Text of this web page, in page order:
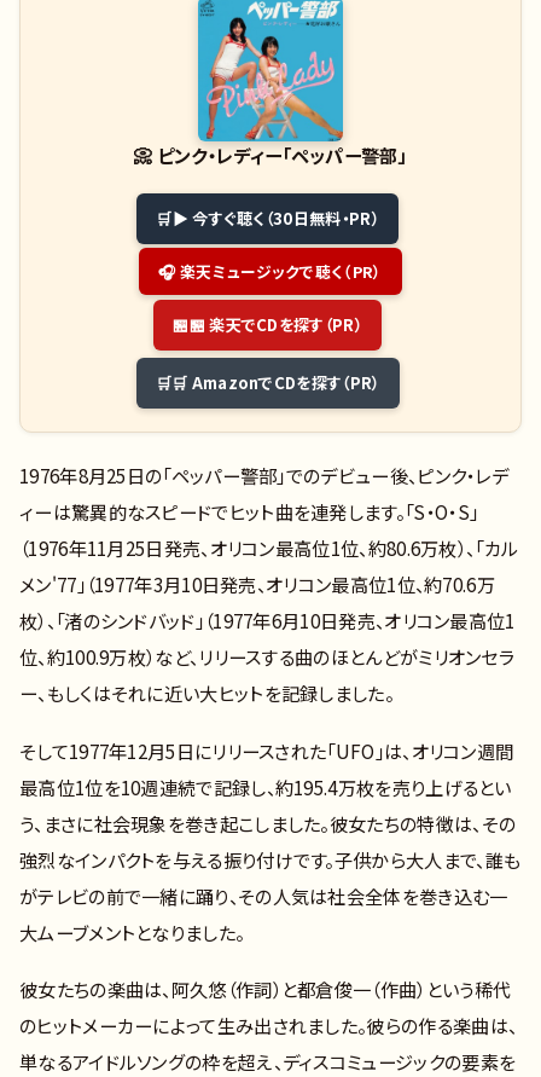
📀 ピンク・レディー「ペッパー警部」
▶ 今すぐ聴く（30日無料・PR）
🎧 楽天ミュージックで聴く（PR）
🏪 楽天でCDを探す（PR）
🛒 AmazonでCDを探す（PR）
1976年8月25日の「ペッパー警部」でのデビュー後、ピンク・レデ
ィーは驚異的なスピードでヒット曲を連発します。「S・O・S」
（1976年11月25日発売、オリコン最高位1位、約80.6万枚）、「カル
メン'77」（1977年3月10日発売、オリコン最高位1位、約70.6万
枚）、「渚のシンドバッド」（1977年6月10日発売、オリコン最高位1
位、約100.9万枚）など、リリースする曲のほとんどがミリオンセラ
ー、もしくはそれに近い大ヒットを記録しました。
そして1977年12月5日にリリースされた「UFO」は、オリコン週間
最高位1位を10週連続で記録し、約195.4万枚を売り上げるとい
う、まさに社会現象を巻き起こしました。彼女たちの特徴は、その
強烈なインパクトを与える振り付けです。子供から大人まで、誰も
がテレビの前で一緒に踊り、その人気は社会全体を巻き込む一
大ムーブメントとなりました。
彼女たちの楽曲は、阿久悠（作詞）と都倉俊一（作曲）という稀代
のヒットメーカーによって生み出されました。彼らの作る楽曲は、
単なるアイドルソングの枠を超え、ディスコミュージックの要素を